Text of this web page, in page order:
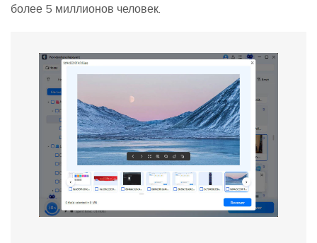
более 5 миллионов человек.